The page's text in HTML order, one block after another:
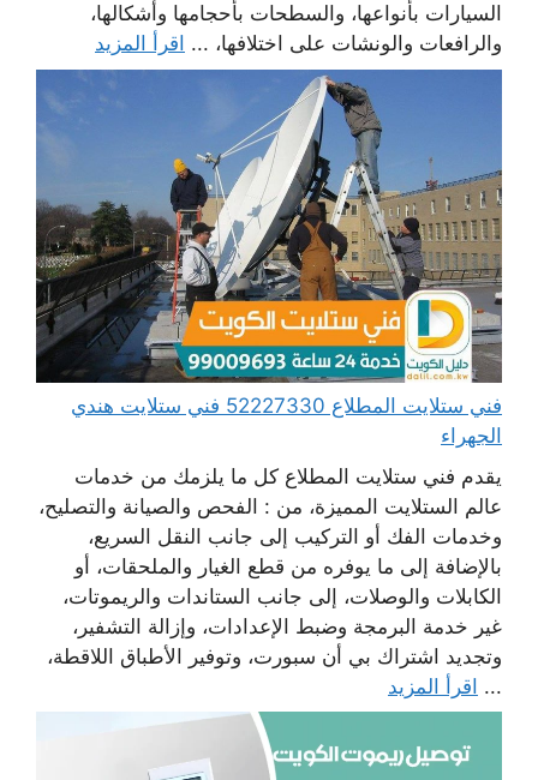
السيارات بأنواعها، والسطحات بأحجامها وأشكالها،
والرافعات والونشات على اختلافها، ... اقرأ المزيد
فني ستلايت المطلاع 52227330 فني ستلايت هندي
الجهراء
يقدم فني ستلايت المطلاع كل ما يلزمك من خدمات
عالم الستلايت المميزة، من : الفحص والصيانة والتصليح،
وخدمات الفك أو التركيب إلى جانب النقل السريع،
بالإضافة إلى ما يوفره من قطع الغيار والملحقات، أو
الكابلات والوصلات، إلى جانب الستاندات والريموتات،
غير خدمة البرمجة وضبط الإعدادات، وإزالة التشفير،
وتجديد اشتراك بي أن سبورت، وتوفير الأطباق اللاقطة،
... اقرأ المزيد